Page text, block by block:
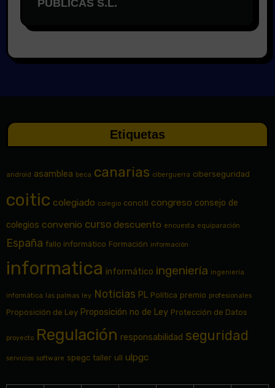
PÚBLICAS S.L.
Etiquetas
android asamblea beca canarias ciberguerra ciberseguridad
coitic colegiado colegio conciti congreso consejo de
colegios convenio curso descuento encuesta equiparación
España fallo informático Formación información
informatica informático ingeniería ingeniería
informática las palmas ley Noticias PL Política premio profesionales
Proposición de Ley Proposición no de Ley Protección de Datos
proyecto Regulación responsabilidad seguridad
servicios software spegc taller ull ulpgc